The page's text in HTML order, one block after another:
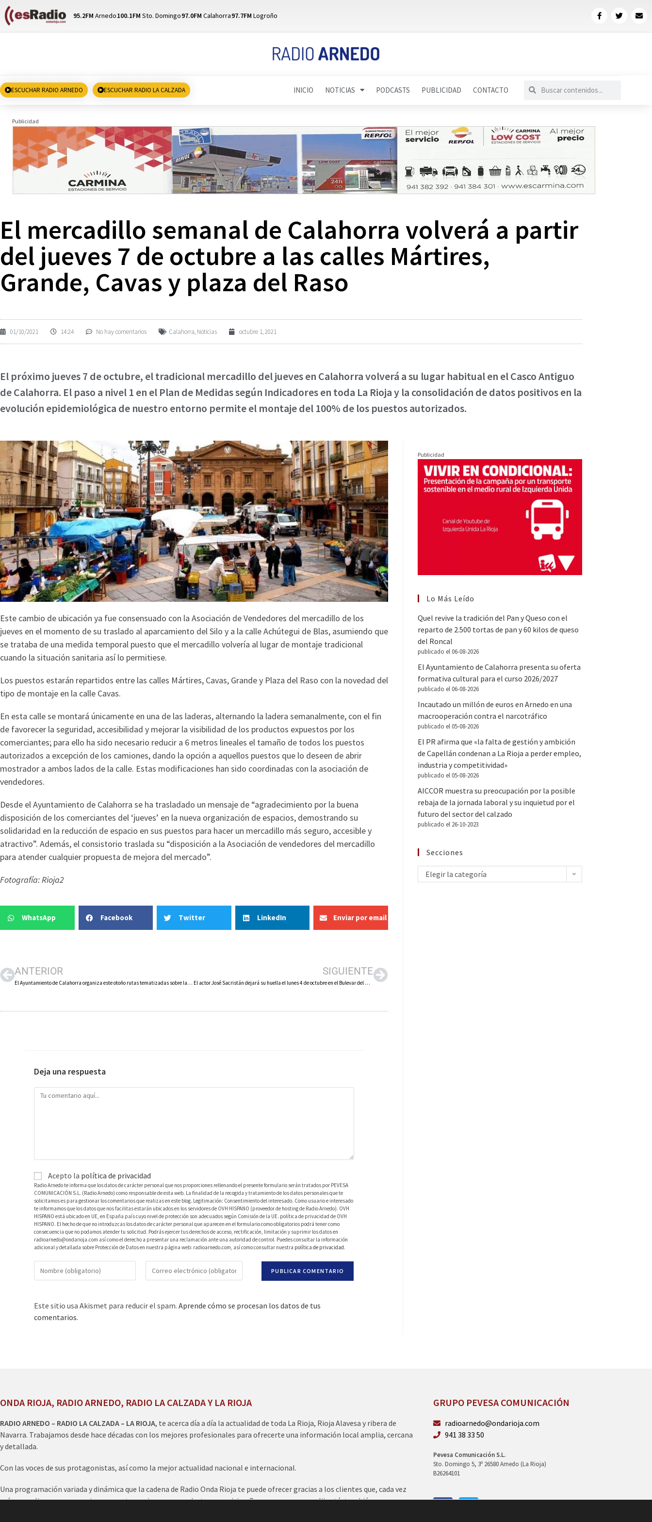
95.2FM Arnedo100.1FM Sto. Domingo97.0FM Calahorra97.7FM Logroño
ESCUCHAR RADIO ARNEDO ESCUCHAR RADIO LA CALZADA INICIO NOTICIAS PODCASTS PUBLICIDAD CONTACTO
Publicidad
El mercadillo semanal de Calahorra volverá a partir
del jueves 7 de octubre a las calles Mártires,
Grande, Cavas y plaza del Raso
01/10/2021 14:24 No hay comentarios Calahorra, Noticias octubre 1, 2021
El próximo jueves 7 de octubre, el tradicional mercadillo del jueves en Calahorra volverá a su lugar habitual en el Casco Antiguo
de Calahorra. El paso a nivel 1 en el Plan de Medidas según Indicadores en toda La Rioja y la consolidación de datos positivos en la
evolución epidemiológica de nuestro entorno permite el montaje del 100% de los puestos autorizados.
Este cambio de ubicación ya fue consensuado con la Asociación de Vendedores del mercadillo de los
jueves en el momento de su traslado al aparcamiento del Silo y a la calle Achútegui de Blas, asumiendo que
se trataba de una medida temporal puesto que el mercadillo volvería al lugar de montaje tradicional
cuando la situación sanitaria así lo permitiese.
Los puestos estarán repartidos entre las calles Mártires, Cavas, Grande y Plaza del Raso con la novedad del
tipo de montaje en la calle Cavas.
En esta calle se montará únicamente en una de las laderas, alternando la ladera semanalmente, con el fin
de favorecer la seguridad, accesibilidad y mejorar la visibilidad de los productos expuestos por los
comerciantes; para ello ha sido necesario reducir a 6 metros lineales el tamaño de todos los puestos
autorizados a excepción de los camiones, dando la opción a aquellos puestos que lo deseen de abrir
mostrador a ambos lados de la calle. Estas modificaciones han sido coordinadas con la asociación de
vendedores.
Desde el Ayuntamiento de Calahorra se ha trasladado un mensaje de “agradecimiento por la buena
disposición de los comerciantes del ‘jueves’ en la nueva organización de espacios, demostrando su
solidaridad en la reducción de espacio en sus puestos para hacer un mercadillo más seguro, accesible y
atractivo”. Además, el consistorio traslada su “disposición a la Asociación de vendedores del mercadillo
para atender cualquier propuesta de mejora del mercado”.
Fotografía: Rioja2
WhatsApp Facebook Twitter LinkedIn Enviar por email
ANTERIOR
El Ayuntamiento de Calahorra organiza este otoño rutas tematizadas sobre las leyendas de la ciudad
SIGUIENTE
El actor José Sacristán dejará su huella el lunes 4 de octubre en el Bulevar del Calzado de Arnedo y recibirá el Premio ‘Rafael Azcona’ del Festival de Cine Octubre Corto
Deja una respuesta
Acepto la política de privacidad
Radio Arnedo te informa que los datos de carácter personal que nos proporciones rellenando el presente formulario serán tratados por PEVESA
COMUNICACIÓN S.L. (Radio Arnedo) como responsable de esta web. La finalidad de la recogida y tratamiento de los datos personales que te
solicitamos es para gestionar los comentarios que realizas en este blog. Legitimación: Consentimiento del interesado. Como usuario e interesado
te informamos que los datos que nos facilitas estarán ubicados en los servidores de OVH HISPANO (proveedor de hosting de Radio Arnedo). OVH
HISPANO está ubicado en UE, en España país cuyo nivel de protección son adecuados según Comisión de la UE. política de privacidad de OVH
HISPANO. El hecho de que no introduzcas los datos de carácter personal que aparecen en el formulario como obligatorios podrá tener como
consecuencia que no podamos atender tu solicitud. Podrás ejercer tus derechos de acceso, rectificación, limitación y suprimir los datos en
radioarnedo@ondarioja.com así como el derecho a presentar una reclamación ante una autoridad de control. Puedes consultar la información
adicional y detallada sobre Protección de Datos en nuestra página web: radioarnedo.com, así como consultar nuestra política de privacidad.
Este sitio usa Akismet para reducir el spam. Aprende cómo se procesan los datos de tus
comentarios.
Publicidad
Lo Más Leído
Quel revive la tradición del Pan y Queso con el
reparto de 2.500 tortas de pan y 60 kilos de queso
del Roncal
publicado el 06-08-2026
El Ayuntamiento de Calahorra presenta su oferta
formativa cultural para el curso 2026/2027
publicado el 06-08-2026
Incautado un millón de euros en Arnedo en una
macrooperación contra el narcotráfico
publicado el 05-08-2026
El PR afirma que «la falta de gestión y ambición
de Capellán condenan a La Rioja a perder empleo,
industria y competitividad»
publicado el 05-08-2026
AICCOR muestra su preocupación por la posible
rebaja de la jornada laboral y su inquietud por el
futuro del sector del calzado
publicado el 26-10-2023
Secciones
Elegir la categoría
ONDA RIOJA, RADIO ARNEDO, RADIO LA CALZADA Y LA RIOJA
RADIO ARNEDO – RADIO LA CALZADA – LA RIOJA, te acerca día a día la actualidad de toda La Rioja, Rioja Alavesa y ribera de
Navarra. Trabajamos desde hace décadas con los mejores profesionales para ofrecerte una información local amplia, cercana
y detallada.
Con las voces de sus protagonistas, así como la mejor actualidad nacional e internacional.
Una programación variada y dinámica que la cadena de Radio Onda Rioja te puede ofrecer gracias a los clientes que, cada vez
más, nos eligen para anunciar en nuestra emisora sus productos y servicios. Esperamos que nos elijas tú, también para
GRUPO PEVESA COMUNICACIÓN
radioarnedo@ondarioja.com
941 38 33 50
Pevesa Comunicación S.L.
Sto. Domingo 5, 3º 26580 Arnedo (La Rioja)
B26264101